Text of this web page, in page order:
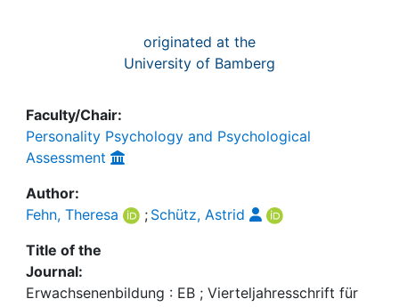
originated at the
University of Bamberg
Faculty/Chair:
Personality Psychology and Psychological
Assessment
Author:
Fehn, Theresa
; Schütz, Astrid
Title of the
Journal:
Erwachsenenbildung : EB ; Vierteljahresschrift für